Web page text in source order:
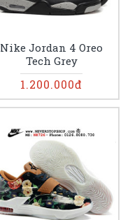
Nike Jordan 4 Oreo
Tech Grey
1.200.000đ